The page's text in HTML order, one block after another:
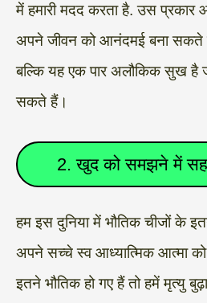
में हमारी मदद करता है. उस
अपने जीवन को आनंदमई बना सकते
बल्कि यह एक पार अलौकिक सुख है
सकते हैं।
2. खुद को समझने में
हम इस दुनिया में भौतिक चीजों के
अपने सच्चे स्व आध्यात्मिक आत्मा
इतने भौतिक हो गए हैं तो हमें मृत्यु